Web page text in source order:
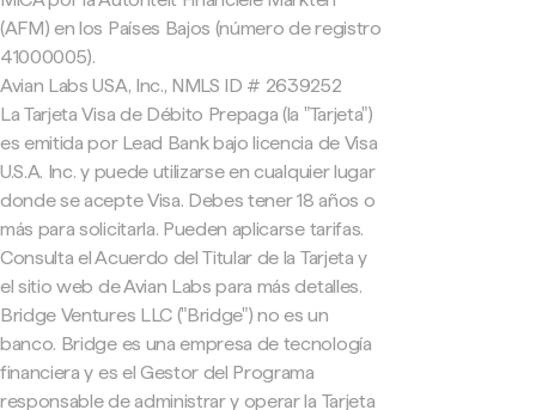
(AFM) en los Países Bajos (número de registro
41000005).
Avian Labs USA, Inc., NMLS ID # 2639252
La Tarjeta Visa de Débito Prepaga (la "Tarjeta")
es emitida por Lead Bank bajo licencia de Visa
U.S.A. Inc. y puede utilizarse en cualquier lugar
donde se acepte Visa. Debes tener 18 años o
más para solicitarla. Pueden aplicarse tarifas.
Consulta el Acuerdo del Titular de la Tarjeta y
el sitio web de Avian Labs para más detalles.
Bridge Ventures LLC ("Bridge") no es un
banco. Bridge es una empresa de tecnología
financiera y es el Gestor del Programa
responsable de administrar y operar la Tarjeta